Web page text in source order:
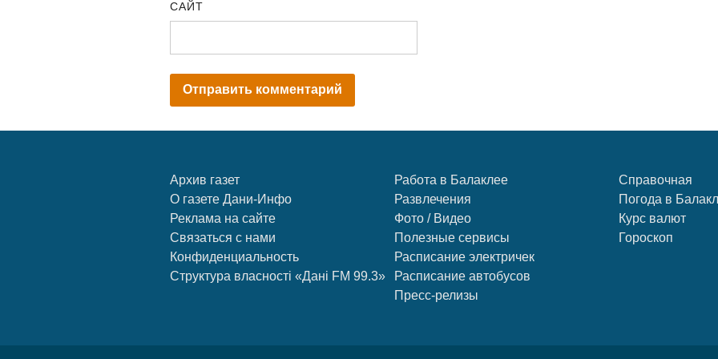
САЙТ
Архив газет
О газете Дани-Инфо
Реклама на сайте
Связаться с нами
Конфиденциальность
Структура власності «Дані FM 99.3»
Работа в Балаклее
Развлечения
Фото / Видео
Полезные сервисы
Расписание электричек
Расписание автобусов
Пресс-релизы
Справочная
Погода в
Курс валют
Гороскоп